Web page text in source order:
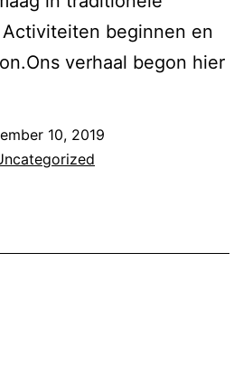
beginnen en
verhaal begon hier
10, 2019